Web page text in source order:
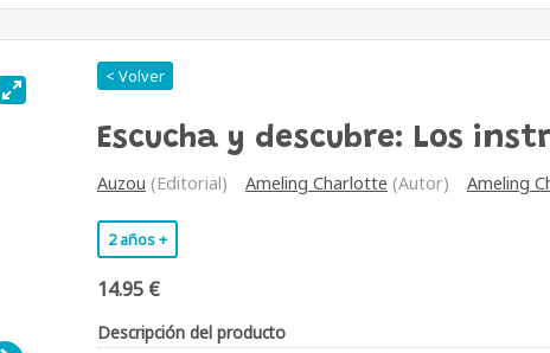
< Volver
Escucha y descubre: Los
Auzou (Editorial) Ameling Charlotte (Autor) Ameling
2 años +
14.95 €
Descripción del producto